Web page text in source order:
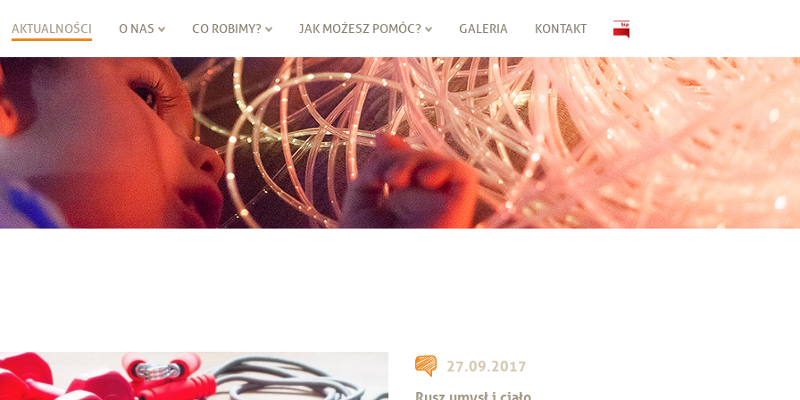
AKTUALNOŚCI O NAS CO ROBIMY? JAK MOŻESZ POMÓC? GALERIA KONTAKT
27.09.2017